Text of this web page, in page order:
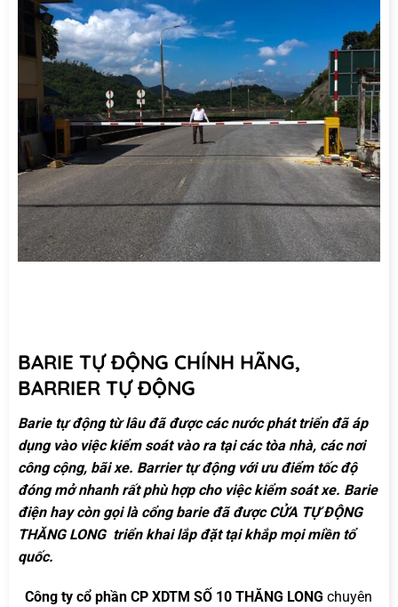
BARIE TỰ ĐỘNG CHÍNH HÃNG,
BARRIER TỰ ĐỘNG
Barie tự động từ lâu đã được các nước phát triển đã áp
dụng vào việc kiểm soát vào ra tại các tòa nhà, các nơi
công cộng, bãi xe. Barrier tự động với ưu điểm tốc độ
đóng mở nhanh rất phù hợp cho việc kiểm soát xe. Barie
điện hay còn gọi là cổng barie đã được CỬA TỰ ĐỘNG
THĂNG LONG triển khai lắp đặt tại khắp mọi miền tổ
quốc.
Công ty cổ phần CP XDTM SỐ 10 THĂNG LONG chuyên